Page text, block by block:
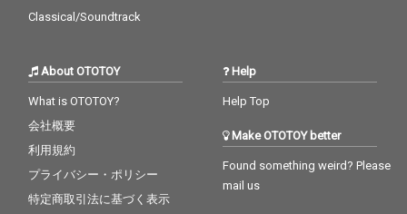
Classical/Soundtrack
About OTOTOY
What is OTOTOY?
会社概要
利用規約
プライバシー・ポリシー
特定商取引法に基づく表示
Help
Help Top
Make OTOTOY better
Found something weird? Please
mail us